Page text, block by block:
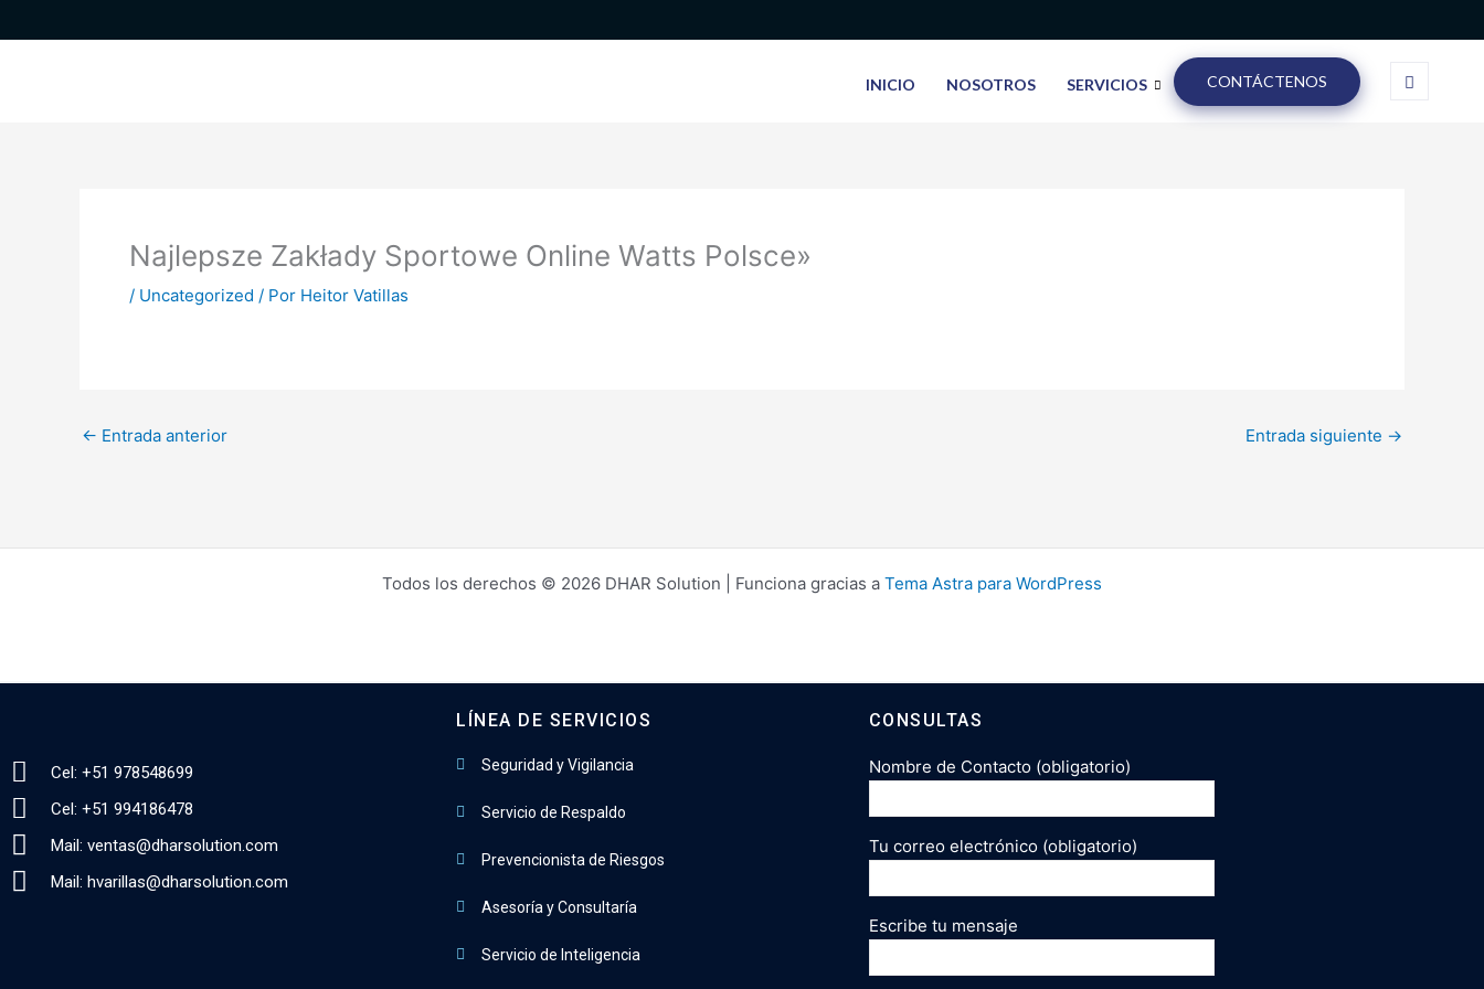
al
INICIO NOSOTROS SERVICIOS CONTÁCTENOS
Najlepsze Zakłady Sportowe Online Watts Polsce»
/ Uncategorized / Por Heitor Vatillas
← Entrada anterior Entrada siguiente →
Todos los derechos © 2026 DHAR Solution | Funciona gracias a Tema Astra para WordPress
Cel: +51 978548699
Cel: +51 994186478
Mail: ventas@dharsolution.com
Mail: hvarillas@dharsolution.com
LÍNEA DE SERVICIOS
Seguridad y Vigilancia
Servicio de Respaldo
Prevencionista de Riesgos
Asesoría y Consultaría
Servicio de Inteligencia
CONSULTAS
Nombre de Contacto (obligatorio)
Tu correo electrónico (obligatorio)
Escribe tu mensaje